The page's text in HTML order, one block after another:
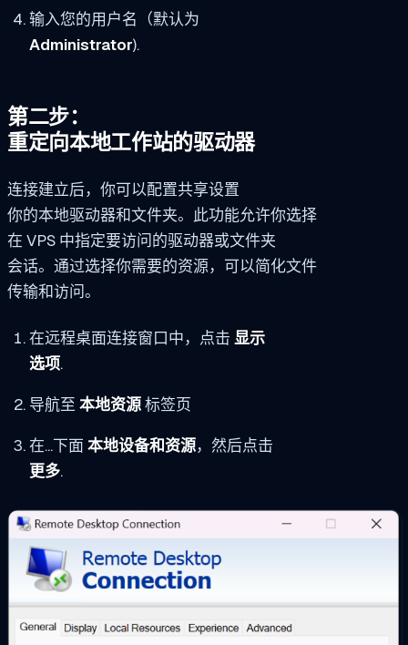
输入您的用户名（默认为
Administrator).
第二步：
重定向本地工作站的驱动器
连接建立后，你可以配置共享设置
你的本地驱动器和文件夹。此功能允许你选择
在 VPS 中指定要访问的驱动器或文件夹
会话。通过选择你需要的资源，可以简化文件
传输和访问。
在远程桌面连接窗口中，点击 显示
选项.
导航至 本地资源标签页
在...下面 本地设备和资源，然后点击
更多.